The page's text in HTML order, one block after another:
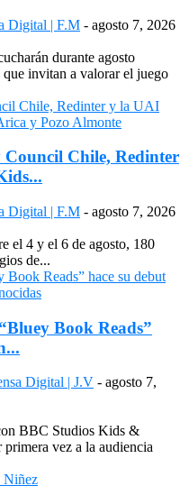
Digital | F.M - agosto 7, 2026
durante agosto
que invitan a valorar el juego
Chile, Redinter
Digital | F.M - agosto 7, 2026
el 4 y el 6 de agosto, 180
de...
Book Reads”
Digital | J.V - agosto 7,
BBC Studios Kids &
vez a la audiencia